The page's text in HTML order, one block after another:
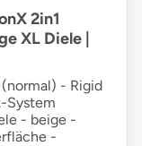
2in1
XL Diele |
- Rigid
System
- beige -
-